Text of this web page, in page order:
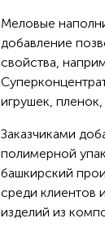
Меловые
добавление
свойства,
игрушек,
Заказчиками
полимерной
башкирский
среди клиентов
изделий из